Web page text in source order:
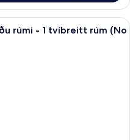
ókeypis þráðlaus
rúmi - 1 tvíbreitt rúm (No